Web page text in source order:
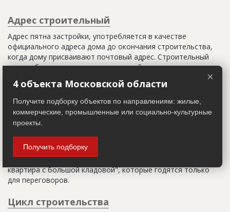
Адрес строительный
Адрес пятна застройки, употребляется в качестве
официального адреса дома до окончания строительства,
когда дому присваивают почтовый адрес. Строительный
адрес обычно состоит из трех частей: названия
строительного района (возможно, улицы), номера квартала
(не обязательно) и корпуса (владения).
Настоящим строительным адресом можно считать адрес,
указанный в правоустанавливающих документах. Иногда
строительные организации делают свои добавления
(например, вторая очередь). В официальных документах
должен присутствовать официальный строительный адрес,
а все остальное - это уточнения типа "шестикомнатная
квартира с большой кладовой", которые годятся только
для переговоров.
Цикл строительства
×
4 объекта Московской области
Получите подборку объектов по направлениям: жилые,
коммерческие, промышленные или социально-культурные
проекты.
Получить подборку